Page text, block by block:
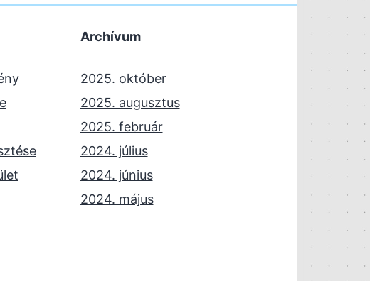
Archívum
2025. október
2025. augusztus
2025. február
2024. július
2024. június
2024. május